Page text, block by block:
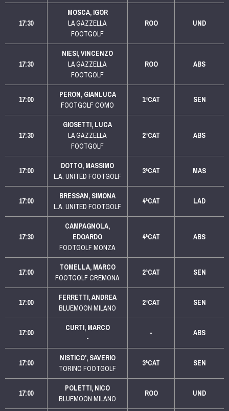
17:30
MOSCA, IGOR
LA GAZZELLA
FOOTGOLF
ROO UND
17:30
NIESI, VINCENZO
LA GAZZELLA
FOOTGOLF
ROO ABS
17:00
PERON, GIANLUCA
FOOTGOLF COMO
1ªCAT SEN
17:30
GIOSETTI, LUCA
LA GAZZELLA
FOOTGOLF
2ªCAT ABS
17:00
DOTTO, MASSIMO
L.A. UNITED FOOTGOLF
3ªCAT MAS
17:00
BRESSAN, SIMONA
L.A. UNITED FOOTGOLF
4ªCAT LAD
17:30
CAMPAGNOLA,
EDOARDO
FOOTGOLF MONZA
4ªCAT ABS
17:00
TOMELLA, MARCO
FOOTGOLF CREMONA
2ªCAT SEN
17:00
FERRETTI, ANDREA
BLUEMOON MILANO
2ªCAT SEN
17:00
CURTI, MARCO
-
- ABS
17:00
NISTICO', SAVERIO
TORINO FOOTGOLF
3ªCAT SEN
17:00
POLETTI, NICO
BLUEMOON MILANO
ROO UND